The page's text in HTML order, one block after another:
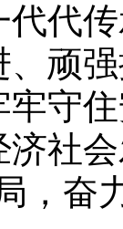
代代
顽
守
社
，奋